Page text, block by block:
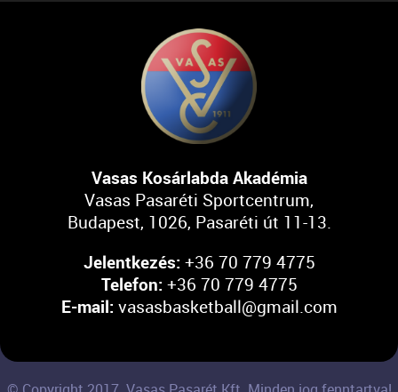
Vasas Kosárlabda Akadémia
Vasas Pasaréti Sportcentrum,
Budapest, 1026, Pasaréti út 11-13.
Jelentkezés: +36 70 779 4775
Telefon: +36 70 779 4775
E-mail: vasasbasketball@gmail.com